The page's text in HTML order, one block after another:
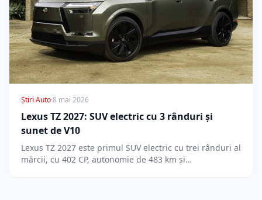
Știri Auto·8 mai 2026
Lexus TZ 2027: SUV electric cu 3 rânduri și
sunet de V10
Lexus TZ 2027 este primul SUV electric cu trei rânduri al
mărcii, cu 402 CP, autonomie de 483 km și…